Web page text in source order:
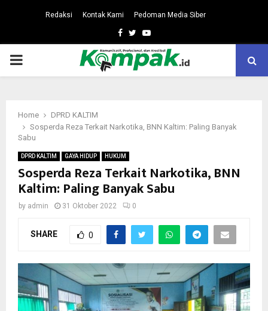
Redaksi Kontak Kami Pedoman Media Siber
Facebook
TwitterYoutube
PRIMARY
Home
DPRD KALTIM
Sosperda Reza Terkait Narkotika, BNN Kaltim: Paling Banyak
Sabu
DPRD KALTIM GAYA HIDUP HUKUM
Sosperda Reza Terkait Narkotika, BNN
Kaltim: Paling Banyak Sabu
by admin 31 Oktober 2022 0
SHARE 0